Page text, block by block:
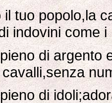
tuo popolo,la
indovini come
di argento
di